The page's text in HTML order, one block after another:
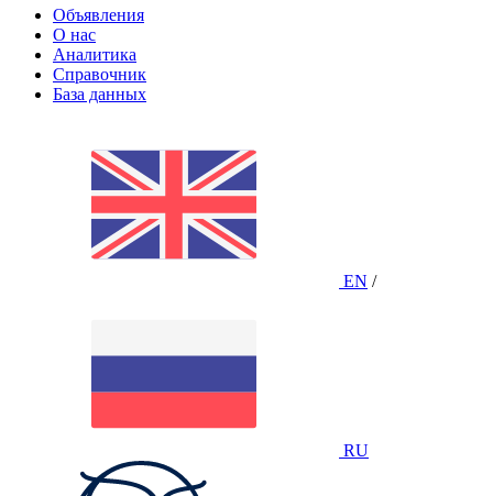
Объявления
О нас
Аналитика
Справочник
База данных
EN /
RU